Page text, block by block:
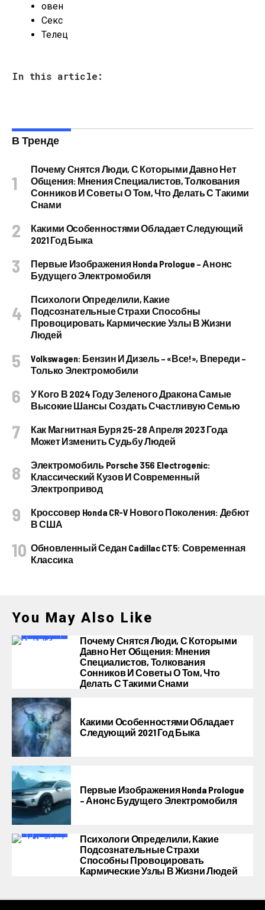
овен
Секс
Телец
In this article:
В Тренде
Почему Снятся Люди, С Которыми Давно Нет
Общения: Мнения Специалистов, Толкования
Сонников И Советы О Том, Что Делать С Такими
Снами
Какими Особенностями Обладает Следующий
2021 Год Быка
Первые Изображения Honda Prologue – Анонс
Будущего Электромобиля
Психологи Определили, Какие
Подсознательные Страхи Способны
Провоцировать Кармические Узлы В Жизни
Людей
Volkswagen: Бензин И Дизель – «все!», Впереди –
Только Электромобили
У Кого В 2024 Году Зеленого Дракона Самые
Высокие Шансы Создать Счастливую Семью
Как Магнитная Буря 25-28 Апреля 2023 Года
Может Изменить Судьбу Людей
Электромобиль Porsche 356 Electrogenic:
Классический Кузов И Современный
Электропривод
Кроссовер Honda CR-V Нового Поколения: Дебют
В США
Обновленный Седан Cadillac CT5: Современная
Классика
You May Also Like
Почему Снятся Люди, С Которыми
Давно Нет Общения: Мнения
Специалистов, Толкования
Сонников И Советы О Том, Что
Делать С Такими Снами
Какими Особенностями Обладает
Следующий 2021 Год Быка
Первые Изображения Honda Prologue
– Анонс Будущего Электромобиля
Психологи Определили, Какие
Подсознательные Страхи
Способны Провоцировать
Кармические Узлы В Жизни Людей